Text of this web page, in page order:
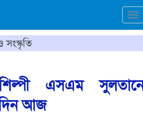
সংস্কৃতি
এসএম
আজ